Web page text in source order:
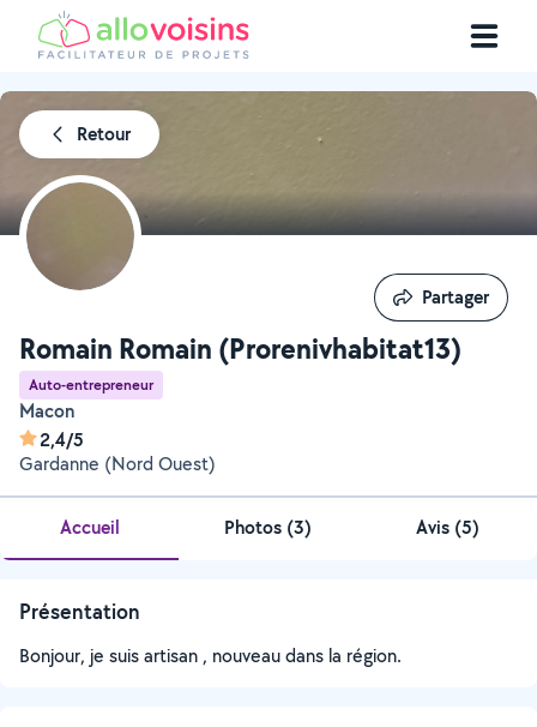
Retour
Romain Romain (Prorenivhabitat13)
Auto-entrepreneur
Macon
2,4/5
Gardanne (Nord Ouest)
Partager
Partager
Accueil Photos (3) Avis (5)
Présentation
Bonjour, je suis artisan , nouveau dans la région.